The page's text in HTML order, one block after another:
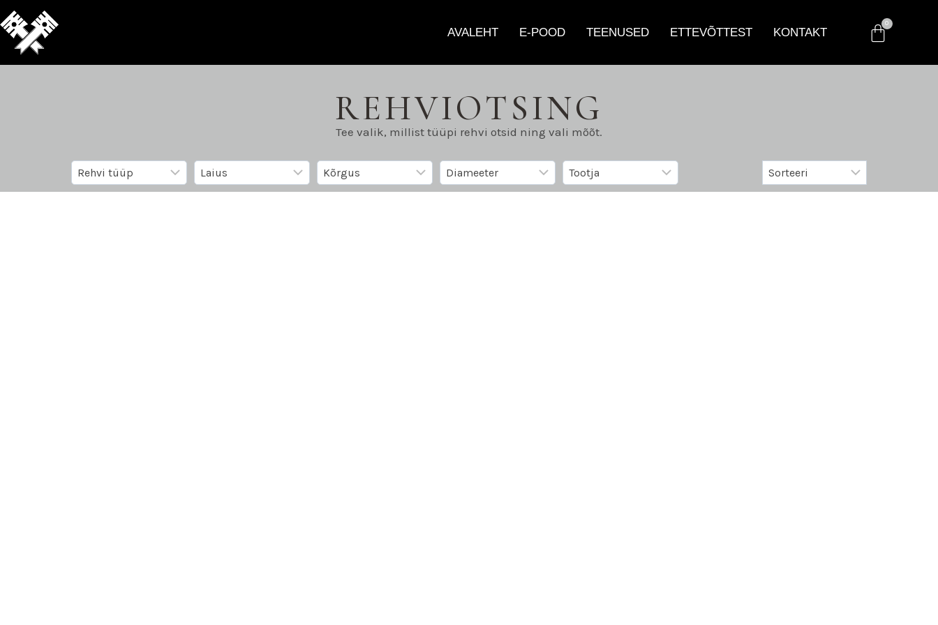
AVALEHT E-POOD TEENUSED ETTEVÕTTEST KONTAKT
REHVIOTSING
Tee valik, millist tüüpi rehvi otsid ning vali mõõt.